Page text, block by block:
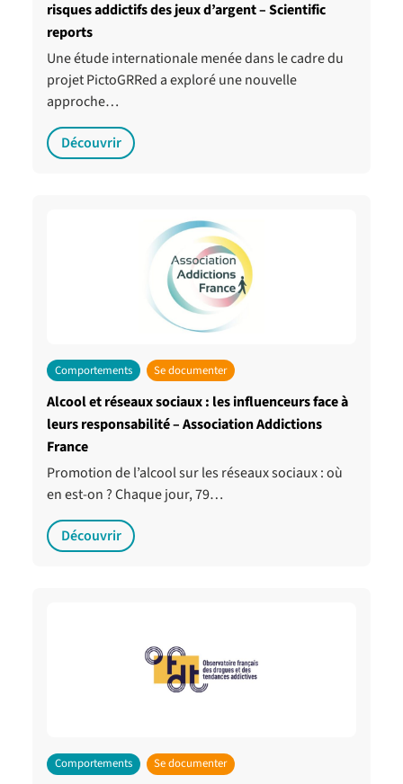
risques addictifs des jeux d’argent – Scientific
reports
Une étude internationale menée dans le cadre du
projet PictoGRRed a exploré une nouvelle
approche…
Découvrir
Comportements Se documenter
Alcool et réseaux sociaux : les influenceurs face à
leurs responsabilité – Association Addictions
France
Promotion de l’alcool sur les réseaux sociaux : où
en est-on ? Chaque jour, 79…
Découvrir
Comportements Se documenter